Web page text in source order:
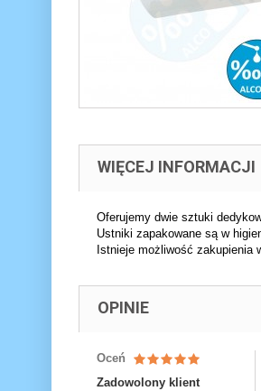
WIĘCEJ INFORMACJI
Oferujemy dwie sztuki
Ustniki zapakowane są w
Istnieje możliwość zakupienia
OPINIE
Oceń
Zadowolony klient